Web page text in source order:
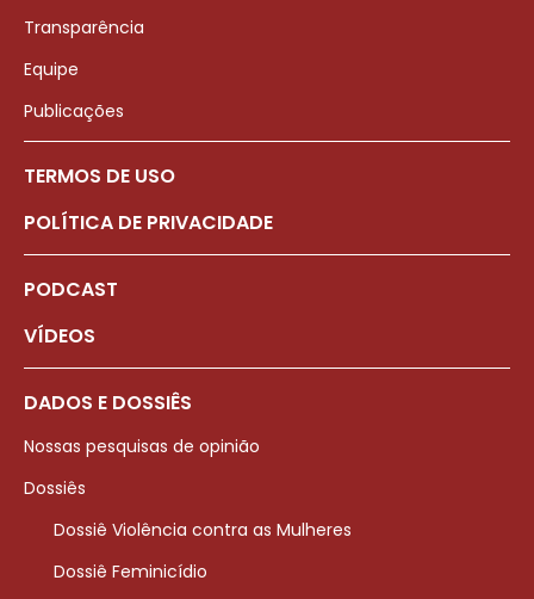
Transparência
Equipe
Publicações
TERMOS DE USO
POLÍTICA DE PRIVACIDADE
PODCAST
VÍDEOS
DADOS E DOSSIÊS
Nossas pesquisas de opinião
Dossiês
Dossiê Violência contra as Mulheres
Dossiê Feminicídio